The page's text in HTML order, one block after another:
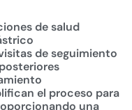
de salud
de seguimiento
el proceso para
una